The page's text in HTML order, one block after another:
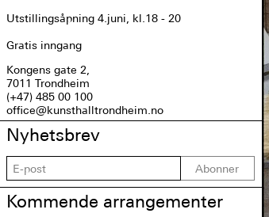
Utstillingsåpning 4.juni, kl.18 - 20
Gratis inngang
Kongens gate 2,
7011 Trondheim
(+47) 485 00 100
office@kunsthalltrondheim.no
Nyhetsbrev
Abonner
Kommende arrangementer